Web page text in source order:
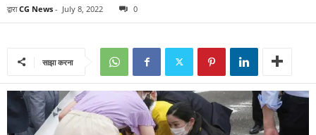
द्वारा CG News - July 8, 2022 0
साझा करना